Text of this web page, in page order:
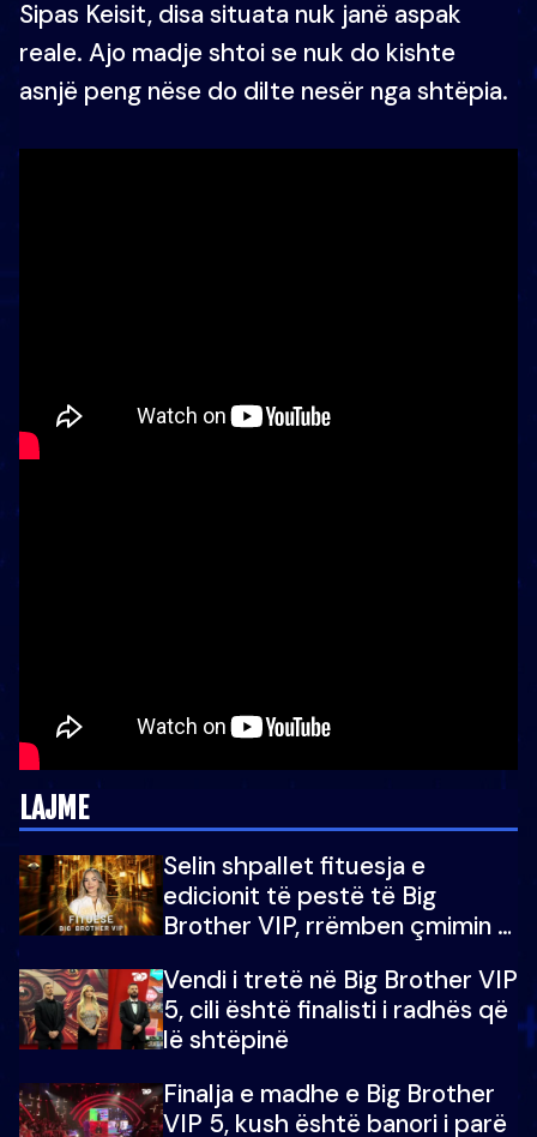
Sipas Keisit, disa situata nuk janë aspak
reale. Ajo madje shtoi se nuk do kishte
asnjë peng nëse do dilte nesër nga shtëpia.
LAJME
Selin shpallet fituesja e
edicionit të pestë të Big
Brother VIP, rrëmben çmimin e
Vendi i tretë në Big Brother VIP
5, cili është finalisti i radhës që
lë shtëpinë
Finalja e madhe e Big Brother
VIP 5, kush është banori i parë